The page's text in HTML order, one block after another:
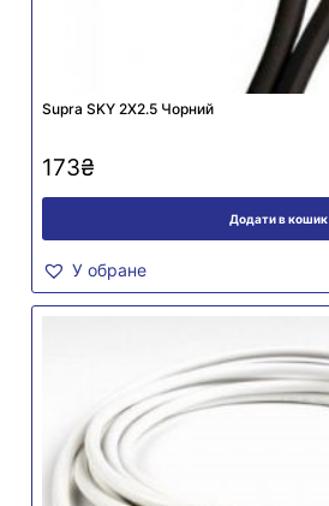
Supra SKY 2X2.5 Чорний
173₴
Додати в кошик
У обране